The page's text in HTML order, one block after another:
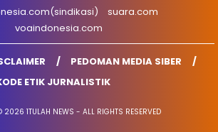
suara.com
voaindonesia.com
PEDOMAN MEDIA SIBER
ETIK JURNALISTIK
2026 1TULAH NEWS - ALL RIGHTS RESERVED